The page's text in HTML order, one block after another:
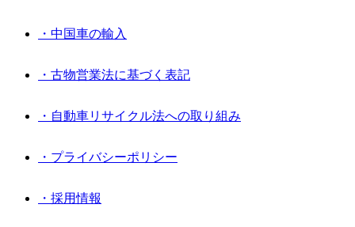
・中国車の輸入
・古物営業法に基づく表記
・自動車リサイクル法への取り組み
・プライバシーポリシー
・採用情報